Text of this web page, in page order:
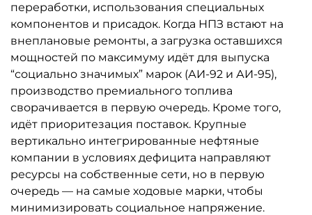
переработки, использования специальных
компонентов и присадок. Когда НПЗ встают на
внеплановые ремонты, а загрузка оставшихся
мощностей по максимуму идёт для выпуска
“социально значимых” марок (АИ-92 и АИ-95),
производство премиального топлива
сворачивается в первую очередь. Кроме того,
идёт приоритезация поставок. Крупные
вертикально интегрированные нефтяные
компании в условиях дефицита направляют
ресурсы на собственные сети, но в первую
очередь — на самые ходовые марки, чтобы
минимизировать социальное напряжение.